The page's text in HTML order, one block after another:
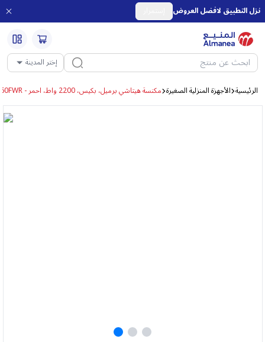
نزل التطبيق لافضل العروض
إختر المدينة
الرئيسية الأجهزة المنزلية الصغيرة مكنسة هيتاشي برميل، بكيس، 2200 واط، احمر - CV-960FWR